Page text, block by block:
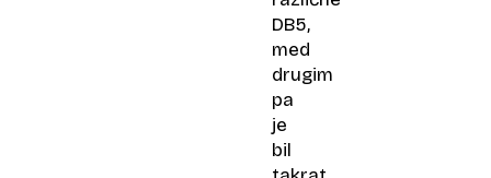
DB5,
med
drugim
pa
je
bil